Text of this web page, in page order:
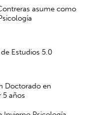
asume como
Estudios 5.0
Doctorado en
5 años